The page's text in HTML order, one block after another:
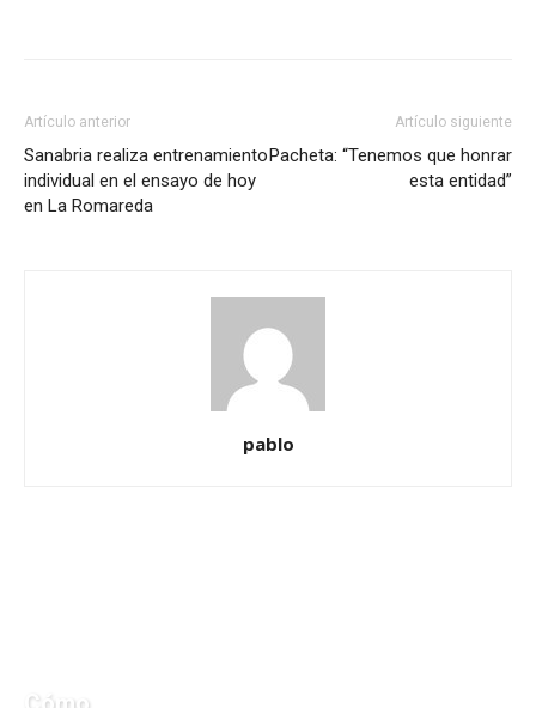
Artículo anterior
Sanabria realiza entrenamiento
individual en el ensayo de hoy
en La Romareda
Artículo siguiente
Pacheta: “Tenemos que honrar
esta entidad”
pablo